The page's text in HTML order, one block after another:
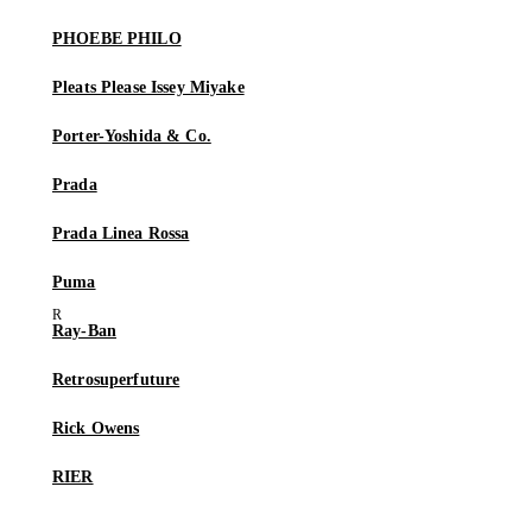
PHOEBE PHILO
Pleats Please Issey Miyake
Porter-Yoshida & Co.
Prada
Prada Linea Rossa
Puma
Ray-Ban
Retrosuperfuture
Rick Owens
RIER